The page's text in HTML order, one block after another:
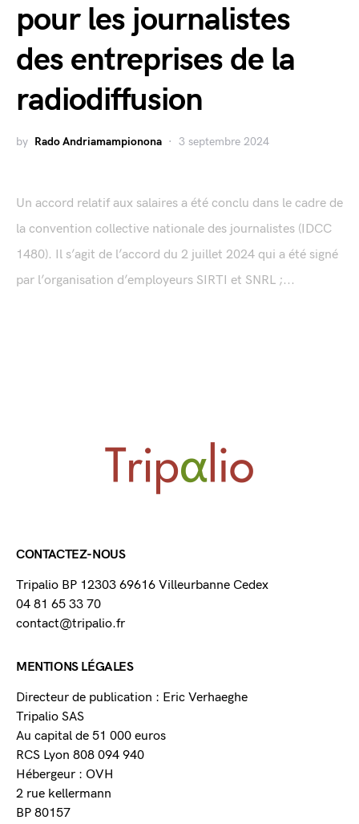
pour les journalistes
des entreprises de la
radiodiffusion
by Rado Andriamampionona 3 septembre 2024
Un accord relatif aux salaires a été conclu dans le cadre de
la convention collective nationale des journalistes (IDCC
1480). Il s’agit de l’accord du 2 juillet 2024 qui a été signé
par l’organisation d’employeurs SIRTI et SNRL ;...
CONTACTEZ-NOUS
Tripalio BP 12303 69616 Villeurbanne Cedex
04 81 65 33 70
contact@tripalio.fr
MENTIONS LÉGALES
Directeur de publication : Eric Verhaeghe
Tripalio SAS
Au capital de 51 000 euros
RCS Lyon 808 094 940
Hébergeur : OVH
2 rue kellermann
BP 80157